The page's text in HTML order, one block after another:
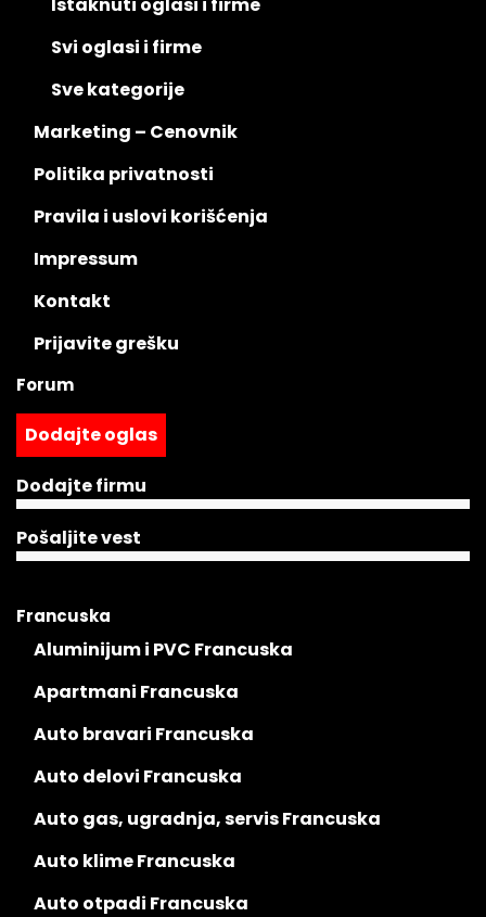
Svi oglasi i firme
Sve kategorije
Marketing – Cenovnik
Politika privatnosti
Pravila i uslovi korišćenja
Impressum
Kontakt
Prijavite grešku
Forum
Dodajte oglas
Dodajte firmu
Pošaljite vest
Francuska
Aluminijum i PVC Francuska
Apartmani Francuska
Auto bravari Francuska
Auto delovi Francuska
Auto gas, ugradnja, servis Francuska
Auto klime Francuska
Auto otpadi Francuska